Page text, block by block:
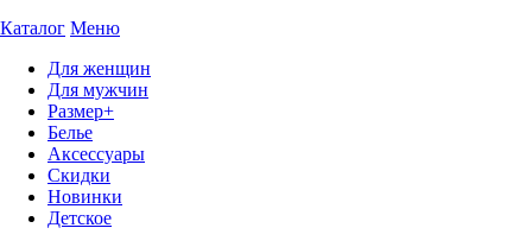
Каталог Меню
Для женщин
Для мужчин
Размер+
Белье
Аксессуары
Скидки
Новинки
Детское